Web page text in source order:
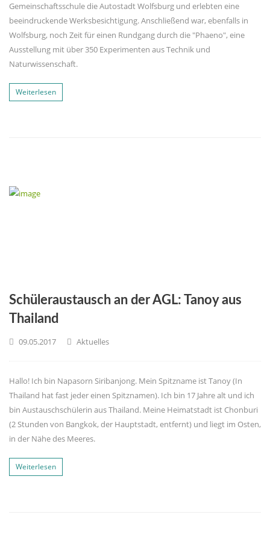
Gemeinschaftsschule die Autostadt Wolfsburg und erlebten eine
beeindruckende Werksbesichtigung. Anschließend war, ebenfalls in
Wolfsburg, noch Zeit für einen Rundgang durch die "Phaeno", eine
Ausstellung mit über 350 Experimenten aus Technik und
Naturwissenschaft.
Weiterlesen
Schüleraustausch an der AGL: Tanoy aus
Thailand
09.05.2017 Aktuelles
Hallo! Ich bin Napasorn Siribanjong. Mein Spitzname ist Tanoy (In
Thailand hat fast jeder einen Spitznamen). Ich bin 17 Jahre alt und ich
bin Austauschschülerin aus Thailand. Meine Heimatstadt ist Chonburi
(2 Stunden von Bangkok, der Hauptstadt, entfernt) und liegt im Osten,
in der Nähe des Meeres.
Weiterlesen